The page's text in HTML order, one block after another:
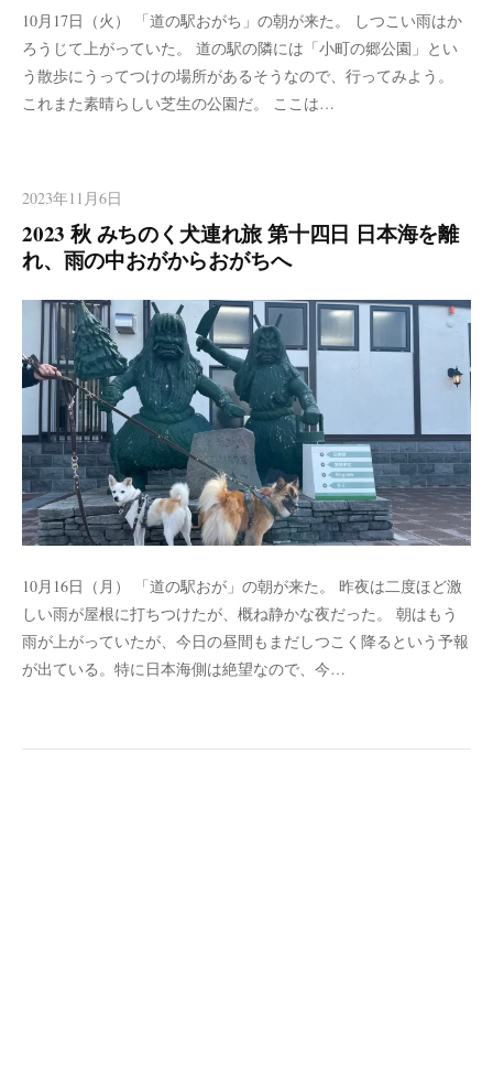
10月17日（火） 「道の駅おがち」の朝が来た。 しつこい雨はか
ろうじて上がっていた。 道の駅の隣には「小町の郷公園」とい
う散歩にうってつけの場所があるそうなので、行ってみよう。
これまた素晴らしい芝生の公園だ。 ここは…
2023年11月6日
2023 秋 みちのく犬連れ旅 第十四日 日本海を離
れ、雨の中おがからおがちへ
10月16日（月） 「道の駅おが」の朝が来た。 昨夜は二度ほど激
しい雨が屋根に打ちつけたが、概ね静かな夜だった。 朝はもう
雨が上がっていたが、今日の昼間もまだしつこく降るという予報
が出ている。特に日本海側は絶望なので、今…